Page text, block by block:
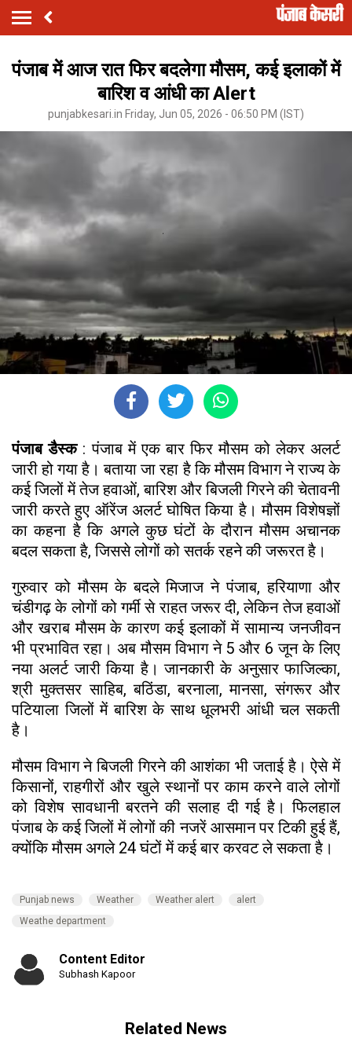
पंजाब में आज रात फिर बदलेगा मौसम, कई इलाकों में
बारिश व आंधी का Alert
punjabkesari.in Friday, Jun 05, 2026 - 06:50 PM (IST)
पंजाब डैस्क : पंजाब में एक बार फिर मौसम को लेकर अलर्ट
जारी हो गया है। बताया जा रहा है कि मौसम विभाग ने राज्य के
कई जिलों में तेज हवाओं, बारिश और बिजली गिरने की चेतावनी
जारी करते हुए ऑरेंज अलर्ट घोषित किया है। मौसम विशेषज्ञों
का कहना है कि अगले कुछ घंटों के दौरान मौसम अचानक
बदल सकता है, जिससे लोगों को सतर्क रहने की जरूरत है।
गुरुवार को मौसम के बदले मिजाज ने पंजाब, हरियाणा और
चंडीगढ़ के लोगों को गर्मी से राहत जरूर दी, लेकिन तेज हवाओं
और खराब मौसम के कारण कई इलाकों में सामान्य जनजीवन
भी प्रभावित रहा। अब मौसम विभाग ने 5 और 6 जून के लिए
नया अलर्ट जारी किया है। जानकारी के अनुसार फाजिल्का,
श्री मुक्तसर साहिब, बठिंडा, बरनाला, मानसा, संगरूर और
पटियाला जिलों में बारिश के साथ धूलभरी आंधी चल सकती
है।
मौसम विभाग ने बिजली गिरने की आशंका भी जताई है। ऐसे में
किसानों, राहगीरों और खुले स्थानों पर काम करने वाले लोगों
को विशेष सावधानी बरतने की सलाह दी गई है। फिलहाल
पंजाब के कई जिलों में लोगों की नजरें आसमान पर टिकी हुई हैं,
क्योंकि मौसम अगले 24 घंटों में कई बार करवट ले सकता है।
Punjab news Weather Weather alert
alert
Weathe department
Content Editor
Subhash Kapoor
Related News